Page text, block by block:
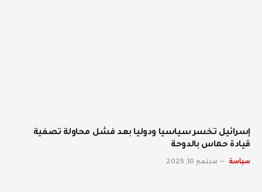
إسرائيل تخسر سياسيا ودوليا بعد فشل محاولة تصفية
قيادة حماس بالدوحة
سياسة سبتمبر 10, 2025